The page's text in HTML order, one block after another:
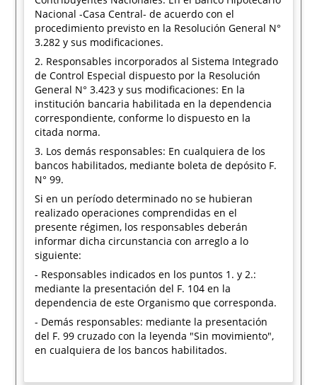
Nacional -Casa Central- de acuerdo con el
procedimiento previsto en la Resolución General N°
3.282 y sus modificaciones.
2. Responsables incorporados al Sistema Integrado
de Control Especial dispuesto por la Resolución
General N° 3.423 y sus modificaciones: En la
institución bancaria habilitada en la dependencia
correspondiente, conforme lo dispuesto en la
citada norma.
3. Los demás responsables: En cualquiera de los
bancos habilitados, mediante boleta de depósito F.
N° 99.
Si en un período determinado no se hubieran
realizado operaciones comprendidas en el
presente régimen, los responsables deberán
informar dicha circunstancia con arreglo a lo
siguiente:
- Responsables indicados en los puntos 1. y 2.:
mediante la presentación del F. 104 en la
dependencia de este Organismo que corresponda.
- Demás responsables: mediante la presentación
del F. 99 cruzado con la leyenda "Sin movimiento",
en cualquiera de los bancos habilitados.